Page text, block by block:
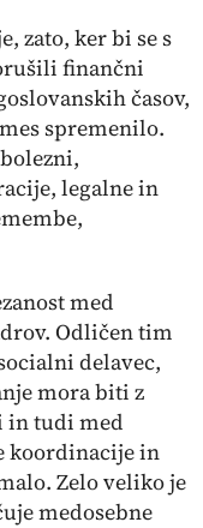
zato, ker bi se s
finančni
časov,
spremenilo.
legalne in
med
Odličen tim
delavec,
mora biti z
in tudi med
in
Zelo veliko je
medosebne